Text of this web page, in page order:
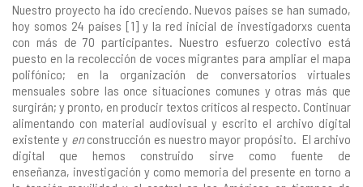
Nuestro proyecto ha ido creciendo. Nuevos países se han sumado,
hoy somos 24 países [1] y la red inicial de investigadorxs cuenta
con más de 70 participantes. Nuestro esfuerzo colectivo está
puesto en la recolección de voces migrantes para ampliar el mapa
polifónico; en la organización de conversatorios virtuales
mensuales sobre las once situaciones comunes y otras más que
surgirán; y pronto, en producir textos críticos al respecto. Continuar
alimentando con material audiovisual y escrito el archivo digital
existente y enconstrucción es nuestro mayor propósito. El archivo
digital que hemos construido sirve como fuente de
enseñanza, investigación y como memoria del presente en torno a